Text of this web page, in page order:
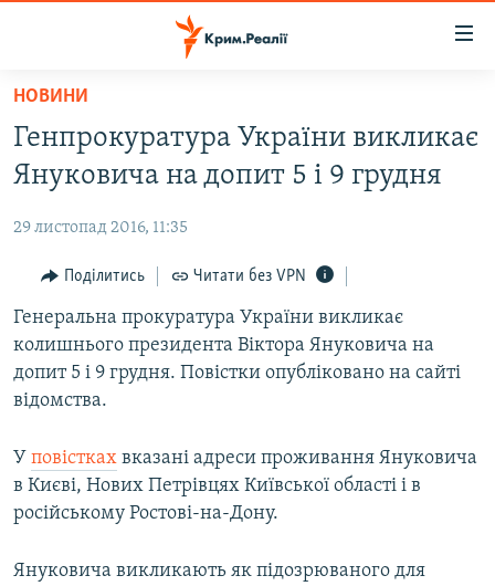
Перейти
основного
матеріалу
Перейти
до
навігації
Перейти
до
пошуку
ВОДА.КРИМ
ВІДЕО ТА ФОТО
ПОЛІТИКА
БЛОГИ
ПОГЛЯД
ІНТЕРВ'Ю
ВСЕ ЗА ДЕНЬ
ДЕПОРТАЦІЯ
ВІДЕОУРОКИ «ELIFBE»
ЯК ОБІЙТИ БЛОКУВАННЯ
Qırımtatar
НОВИНИ
Генпрокуратура України викликає
Януковича на допит 5 і 9 грудня
29 листопад 2016, 11:35
Поділитись Читати без VPN
Генеральна прокуратура України викликає
колишнього президента Віктора Януковича на
допит 5 і 9 грудня. Повістки опубліковано на сайті
відомства.
У повістках вказані адреси проживання Януковича
в Києві, Нових Петрівцях Київської області і в
російському Ростові-на-Дону.
Януковича викликають як підозрюваного для